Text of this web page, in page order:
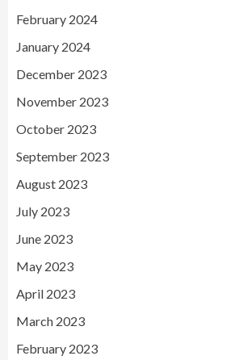
February 2024
January 2024
December 2023
November 2023
October 2023
September 2023
August 2023
July 2023
June 2023
May 2023
April 2023
March 2023
February 2023